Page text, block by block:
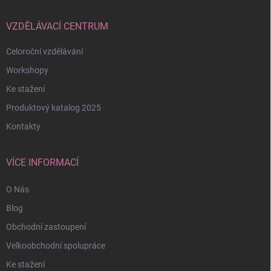
VZDĚLÁVACÍ CENTRUM
Celoroční vzdělávání
Workshopy
Ke stažení
Produktový katalog 2025
Kontakty
VÍCE INFORMACÍ
O Nás
Blog
Obchodní zastoupení
Velkoobchodní spolupráce
Ke stažení